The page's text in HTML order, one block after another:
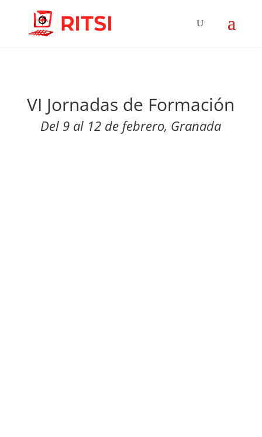
VI Jornadas de Formación
Del 9 al 12 de febrero, Granada